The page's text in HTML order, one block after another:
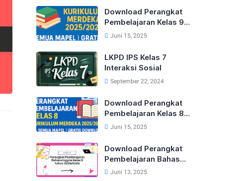
2025/2026 (Semua
Mapel)
Download Perangkat
Pembelajaran Kelas 9
Kurikulum Merdeka
2025/2026 (Semua
Mapel)
Juni 15, 2025
LKPD IPS Kelas 7
Interaksi Sosial
September 22, 2024
Download Perangkat
Pembelajaran Kelas 8
Kurikulum Merdeka
2025/2026 (Semua
Mapel)
Juni 15, 2025
Download Perangkat
Pembelajaran Bahasa
Inggris Lengkap Untuk
Juni 13, 2025